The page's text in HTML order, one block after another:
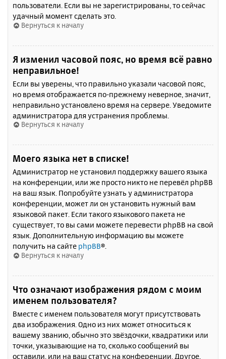
пользователи. Если вы не зарегистрированы, то сейчас
удачный момент сделать это.
Вернуться к началу
Я изменил часовой пояс, но время всё равно
неправильное!
Если вы уверены, что правильно указали часовой пояс,
но время отображается по-прежнему неверное, значит,
неправильно установлено время на сервере. Уведомите
администратора для устранения проблемы.
Вернуться к началу
Моего языка нет в списке!
Администратор не установил поддержку вашего языка
на конференции, или же просто никто не перевёл phpBB
на ваш язык. Попробуйте узнать у администратора
конференции, может ли он установить нужный вам
языковой пакет. Если такого языкового пакета не
существует, то вы сами можете перевести phpBB на свой
язык. Дополнительную информацию вы можете
получить на сайте phpBB®.
Вернуться к началу
Что означают изображения рядом с моим
именем пользователя?
Вместе с именем пользователя могут присутствовать
два изображения. Одно из них может относиться к
вашему званию, обычно это звёздочки, квадратики или
точки, указывающие на то, сколько сообщений вы
оставили, или на ваш статус на конференции. Другое,